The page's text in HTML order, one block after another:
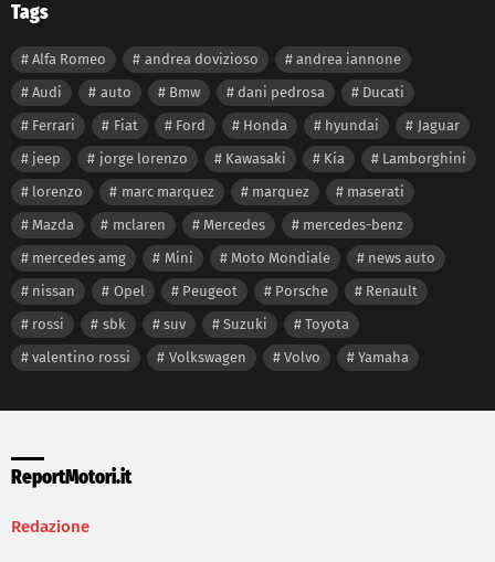
Tags
Alfa Romeo andrea dovizioso
andrea iannone
Audi
auto Bmw dani pedrosa
Ducati
Ferrari
Fiat Ford Honda hyundai
Jaguar
jeep
jorge lorenzo Kawasaki Kia
Lamborghini
lorenzo
marc marquez marquez
maserati
Mazda
mclaren Mercedes
mercedes-benz
mercedes amg
Mini Moto Mondiale
news auto
nissan
Opel Peugeot Porsche
Renault
rossi
sbk suv Suzuki
Toyota
valentino rossi
Volkswagen Volvo Yamaha
ReportMotori.it
Redazione